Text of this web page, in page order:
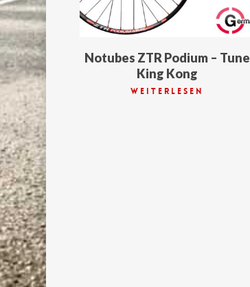
Notubes ZTR Podium – Tune
King Kong
Weiterlesen